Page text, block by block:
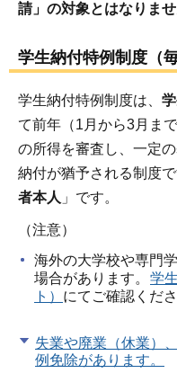
請」の対象とはなりませ
学生納付特例制度（
学生納付特例制度は、
て前年（1月から3月ま
の所得を審査し、一定
納付が猶予される制度
者本人 」です。
（注意）
海外の大学校や専門
場合があります。 学
ト） にてご確認くださ
失業や廃業（休業）
例免除があります。